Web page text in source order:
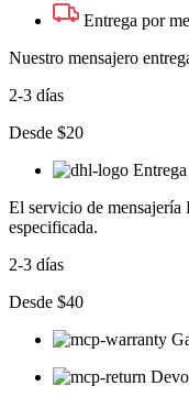
Entrega por
Nuestro mensajero
2-3 días
Desde $20
El servicio de
especificada.
2-3 días
Desde $40